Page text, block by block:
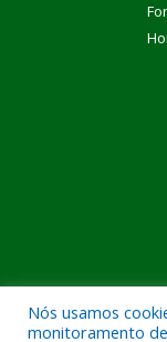
Nós usamos
monitoramento